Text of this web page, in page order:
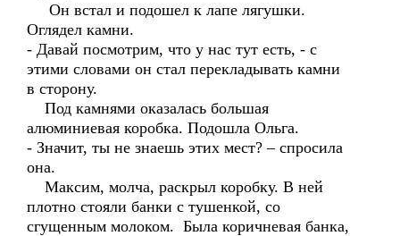
Он встал и подошел к лапе лягушки.
Оглядел камни.
- Давай посмотрим, что у нас тут есть, - с
этими словами он стал перекладывать камни
в сторону.
Под камнями оказалась большая
алюминиевая коробка. Подошла Ольга.
- Значит, ты не знаешь этих мест? – спросила
она.
Максим, молча, раскрыл коробку. В ней
плотно стояли банки с тушенкой, со
сгущенным молоком. Была коричневая банка,